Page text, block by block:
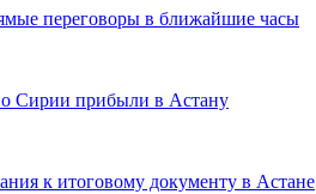
переговоры в ближайшие часы
Сирии прибыли в Астану
к итоговому документу в Астане